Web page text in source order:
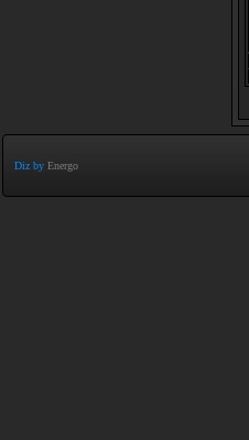
Diz by Energo